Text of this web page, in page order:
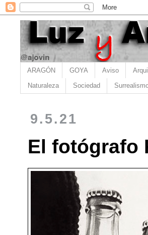
ARAGÓN GOYA Aviso
Naturaleza Sociedad
9.5.21
El fotógrafo